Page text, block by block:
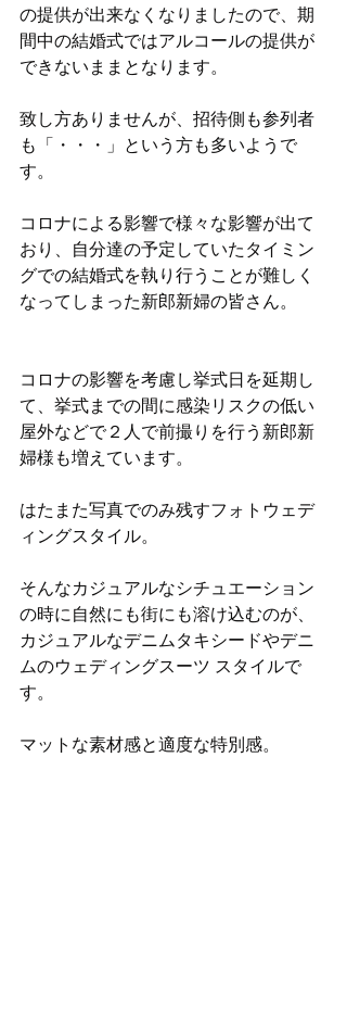
の提供が出来なくなりましたので、期
間中の結婚式ではアルコールの提供が
できないままとなります。
致し方ありませんが、招待側も参列者
も「・・・」という方も多いようで
す。
コロナによる影響で様々な影響が出て
おり、自分達の予定していたタイミン
グでの結婚式を執り行うことが難しく
なってしまった新郎新婦の皆さん。
コロナの影響を考慮し挙式日を延期し
て、挙式までの間に感染リスクの低い
屋外などで２人で前撮りを行う新郎新
婦様も増えています。
はたまた写真でのみ残すフォトウェデ
ィングスタイル。
そんなカジュアルなシチュエーション
の時に自然にも街にも溶け込むのが、
カジュアルなデニムタキシードやデニ
ムのウェディングスーツ スタイルで
す。
マットな素材感と適度な特別感。